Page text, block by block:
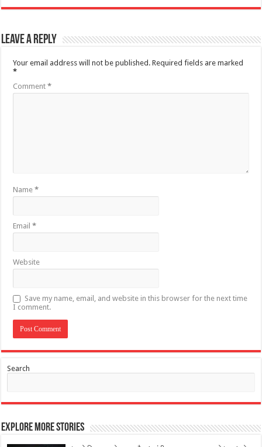
Leave a Reply
Your email address will not be published. Required fields are marked
*
Comment*
Name*
Email*
Website
Save my name, email, and website in this browser for the next time
I comment.
Search
Explore More Stories